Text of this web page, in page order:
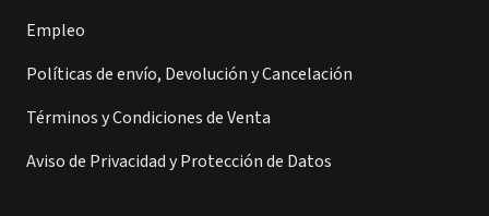
Empleo
Políticas de envío, Devolución y Cancelación
Términos y Condiciones de Venta
Aviso de Privacidad y Protección de Datos